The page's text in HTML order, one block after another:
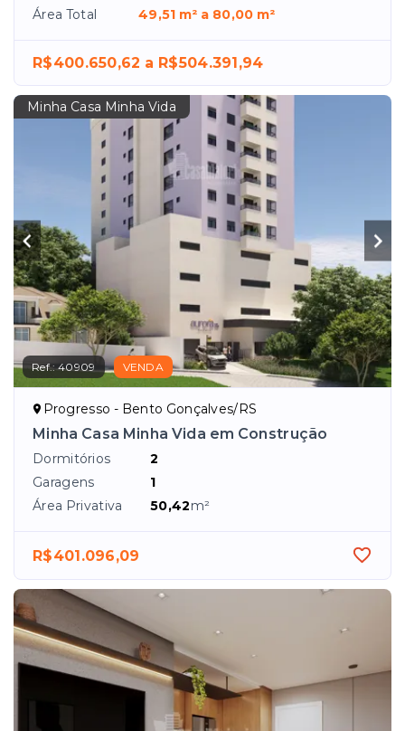
Área Total
49,51 m² a 80,00 m²
R$400.650,62 a R$504.391,94
Minha Casa Minha Vida
Ref.:40909 VENDA
Progresso - Bento Gonçalves/RS
Minha Casa Minha Vida em Construção
Dormitórios
2
Garagens
1
Área Privativa
50,42m²
R$401.096,09